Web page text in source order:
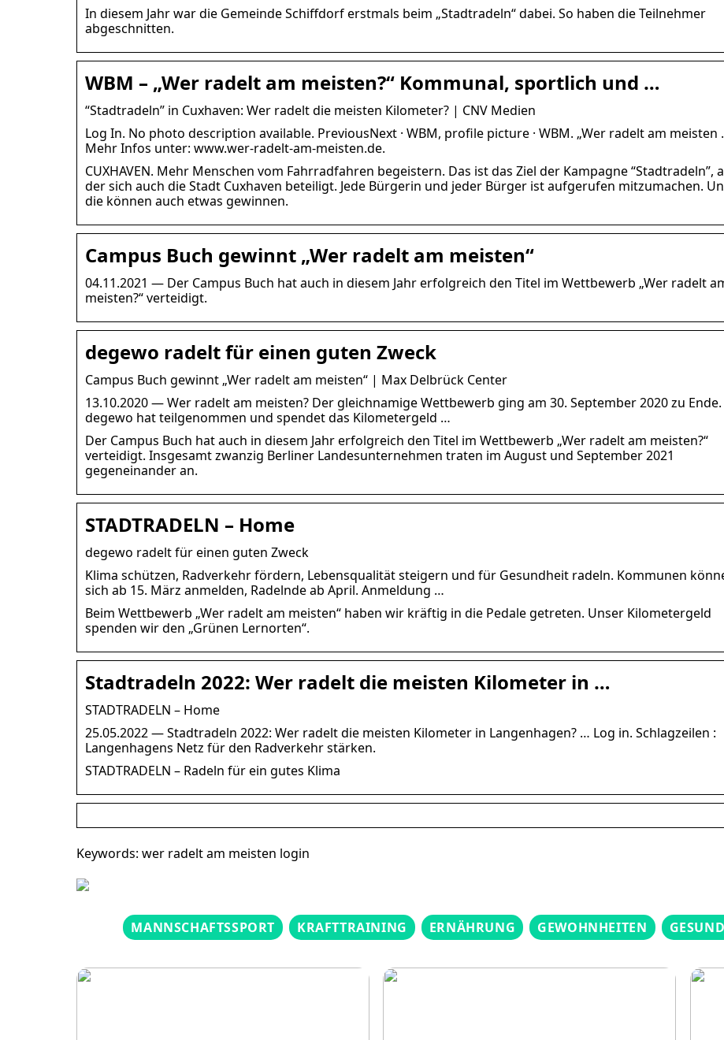
In diesem Jahr war die Gemeinde Schiffdorf erstmals beim „Stadtradeln“ dabei. So haben die Teilnehmer
abgeschnitten.
WBM – „Wer radelt am meisten?“ Kommunal, sportlich und …
“Stadtradeln” in Cuxhaven: Wer radelt die meisten Kilometer? | CNV Medien
Log In. No photo description available. PreviousNext · WBM, profile picture · WBM. „Wer radelt am meisten
Mehr Infos unter: www.wer-radelt-am-meisten.de.
CUXHAVEN. Mehr Menschen vom Fahrradfahren begeistern. Das ist das Ziel der Kampagne “Stadtradeln”,
der sich auch die Stadt Cuxhaven beteiligt. Jede Bürgerin und jeder Bürger ist aufgerufen mitzumachen.
die können auch etwas gewinnen.
Campus Buch gewinnt „Wer radelt am meisten“
04.11.2021 — Der Campus Buch hat auch in diesem Jahr erfolgreich den Titel im Wettbewerb „Wer radelt
meisten?“ verteidigt.
degewo radelt für einen guten Zweck
Campus Buch gewinnt „Wer radelt am meisten“ | Max Delbrück Center
13.10.2020 — Wer radelt am meisten? Der gleichnamige Wettbewerb ging am 30. September 2020 zu Ende.
degewo hat teilgenommen und spendet das Kilometergeld …
Der Campus Buch hat auch in diesem Jahr erfolgreich den Titel im Wettbewerb „Wer radelt am meisten?“
verteidigt. Insgesamt zwanzig Berliner Landesunternehmen traten im August und September 2021
gegeneinander an.
STADTRADELN – Home
degewo radelt für einen guten Zweck
Klima schützen, Radverkehr fördern, Lebensqualität steigern und für Gesundheit radeln. Kommunen
sich ab 15. März anmelden, Radelnde ab April. Anmeldung …
Beim Wettbewerb „Wer radelt am meisten“ haben wir kräftig in die Pedale getreten. Unser Kilometergeld
spenden wir den „Grünen Lernorten“.
Stadtradeln 2022: Wer radelt die meisten Kilometer in …
STADTRADELN – Home
25.05.2022 — Stadtradeln 2022: Wer radelt die meisten Kilometer in Langenhagen? … Log in. Schlagzeilen :
Langenhagens Netz für den Radverkehr stärken.
STADTRADELN – Radeln für ein gutes Klima
Keywords: wer radelt am meisten login
MANNSCHAFTSSPORT KRAFTTRAINING ERNÄHRUNG GEWOHNHEITEN